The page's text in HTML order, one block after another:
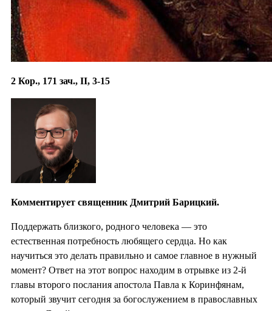
2 Кор., 171 зач., II, 3-15
Комментирует священник Дмитрий Барицкий.
Поддержать близкого, родного человека — это
естественная потребность любящего сердца. Но как
научиться это делать правильно и самое главное в нужный
момент? Ответ на этот вопрос находим в отрывке из 2-й
главы второго послания апостола Павла к Коринфянам,
который звучит сегодня за богослужением в православных